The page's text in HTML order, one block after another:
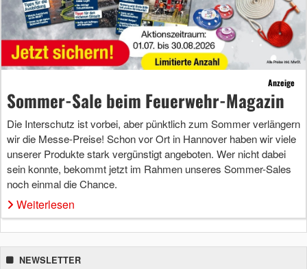
Anzeige
Sommer-Sale beim Feuerwehr-Magazin
Die Interschutz ist vorbei, aber pünktlich zum Sommer verlängern
wir die Messe-Preise! Schon vor Ort in Hannover haben wir viele
unserer Produkte stark vergünstigt angeboten. Wer nicht dabei
sein konnte, bekommt jetzt im Rahmen unseres Sommer-Sales
noch einmal die Chance.
Weiterlesen
NEWSLETTER